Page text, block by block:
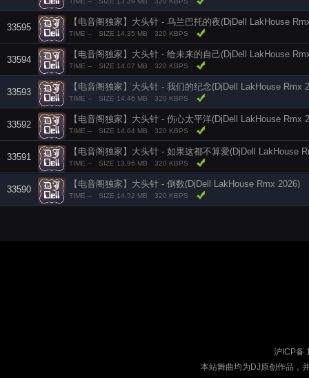
33595
【电音阁独家】大头针 - 乌兰巴托的夜(DjDell LakHouse
TIME -- SIZE 14.35 MB 320 KBPS
33594
【电音阁独家】大头针 - 给未来的自己(DjDell LakHouse
TIME -- SIZE 14.07 MB 320 KBPS
33593
【电音阁独家】大头针 - 我们的纪念(DjDell LakHouse Rmx
TIME -- SIZE 14.46 MB 320 KBPS
33592
【电音阁独家】大头针 - 伤心太平洋(DjDell LakHouse Rmx
TIME -- SIZE 14.64 MB 320 KBPS
33591
【电音阁独家】大头针 - 如果这都不算爱(DjDell LakHouse
TIME -- SIZE 13.96 MB 320 KBPS
33590
【电音阁独家】大头针 - 倒数(DjDell LakHouse Rmx 2026)
TIME -- SIZE 14.52 MB 320 KBPS
沪ICP备
本站舞曲均为DJ原创作品，